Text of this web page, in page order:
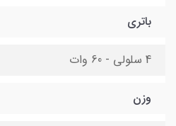
باتری
4 سلولی - 60 وات
وزن